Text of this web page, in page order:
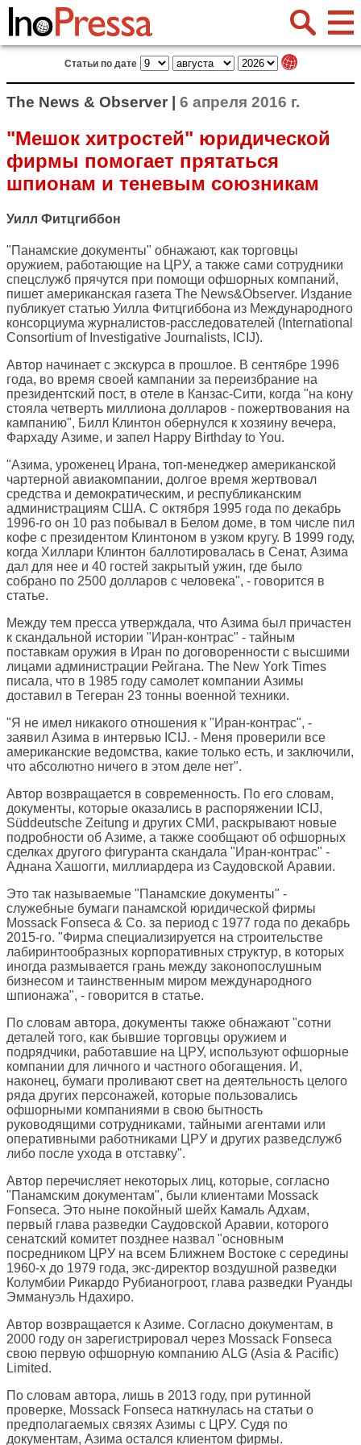
Статьи по дате
The News & Observer | 6 апреля 2016 г.
"Мешок хитростей" юридической
фирмы помогает прятаться
шпионам и теневым союзникам
Уилл Фитцгиббон
"Панамские документы" обнажают, как торговцы
оружием, работающие на ЦРУ, а также сами сотрудники
спецслужб прячутся при помощи офшорных компаний,
пишет американская газета The News&Observer. Издание
публикует статью Уилла Фитцгиббона из Международного
консорциума журналистов-расследователей (International
Consortium of Investigative Journalists, ICIJ).
Автор начинает с экскурса в прошлое. В сентябре 1996
года, во время своей кампании за переизбрание на
президентский пост, в отеле в Канзас-Сити, когда "на кону
стояла четверть миллиона долларов - пожертвования на
кампанию", Билл Клинтон обернулся к хозяину вечера,
Фархаду Азиме, и запел Happy Birthday to You.
"Азима, уроженец Ирана, топ-менеджер американской
чартерной авиакомпании, долгое время жертвовал
средства и демократическим, и республиканским
администрациям США. С октября 1995 года по декабрь
1996-го он 10 раз побывал в Белом доме, в том числе пил
кофе с президентом Клинтоном в узком кругу. В 1999 году,
когда Хиллари Клинтон баллотировалась в Сенат, Азима
дал для нее и 40 гостей закрытый ужин, где было
собрано по 2500 долларов с человека", - говорится в
статье.
Между тем пресса утверждала, что Азима был причастен
к скандальной истории "Иран-контрас" - тайным
поставкам оружия в Иран по договоренности с высшими
лицами администрации Рейгана. The New York Times
писала, что в 1985 году самолет компании Азимы
доставил в Тегеран 23 тонны военной техники.
"Я не имел никакого отношения к "Иран-контрас", -
заявил Азима в интервью ICIJ. - Меня проверили все
американские ведомства, какие только есть, и заключили,
что абсолютно ничего в этом деле нет".
Автор возвращается в современность. По его словам,
документы, которые оказались в распоряжении ICIJ,
Süddeutsche Zeitung и других СМИ, раскрывают новые
подробности об Азиме, а также сообщают об офшорных
сделках другого фигуранта скандала "Иран-контрас" -
Аднана Хашогги, миллиардера из Саудовской Аравии.
Это так называемые "Панамские документы" -
служебные бумаги панамской юридической фирмы
Mossack Fonseca & Co. за период с 1977 года по декабрь
2015-го. "Фирма специализируется на строительстве
лабиринтообразных корпоративных структур, в которых
иногда размывается грань между законопослушным
бизнесом и таинственным миром международного
шпионажа", - говорится в статье.
По словам автора, документы также обнажают "сотни
деталей того, как бывшие торговцы оружием и
подрядчики, работавшие на ЦРУ, используют офшорные
компании для личного и частного обогащения. И,
наконец, бумаги проливают свет на деятельность целого
ряда других персонажей, которые пользовались
офшорными компаниями в свою бытность
руководящими сотрудниками, тайными агентами или
оперативными работниками ЦРУ и других разведслужб
либо после ухода в отставку".
Автор перечисляет некоторых лиц, которые, согласно
"Панамским документам", были клиентами Mossack
Fonseca. Это ныне покойный шейх Камаль Адхам,
первый глава разведки Саудовской Аравии, которого
сенатский комитет позднее назвал "основным
посредником ЦРУ на всем Ближнем Востоке с середины
1960-х до 1979 года, экс-директор воздушной разведки
Колумбии Рикардо Рубианогроот, глава разведки Руанды
Эммануэль Ндахиро.
Автор возвращается к Азиме. Согласно документам, в
2000 году он зарегистрировал через Mossack Fonseca
свою первую офшорную компанию ALG (Asia & Pacific)
Limited.
По словам автора, лишь в 2013 году, при рутинной
проверке, Mossack Fonseca наткнулась на статьи о
предполагаемых связях Азимы с ЦРУ. Судя по
документам, Азима остался клиентом фирмы.